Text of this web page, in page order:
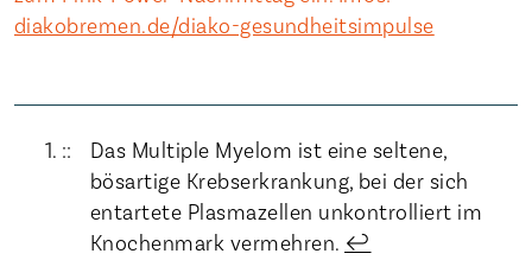
diakobremen.de/diako-gesundheitsimpulse
Das Multiple Myelom ist eine seltene,
bösartige Krebserkrankung, bei der sich
entartete Plasmazellen unkontrolliert im
Knochenmark vermehren. ↩︎